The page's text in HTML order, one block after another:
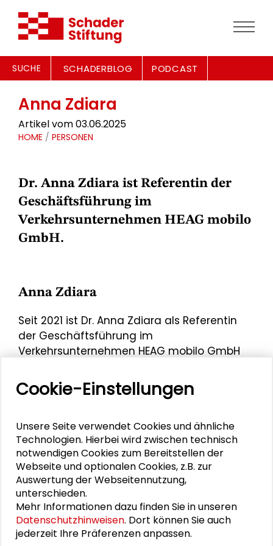
SUCHE SCHADERBLOG PODCAST
Anna Zdiara
Artikel vom 03.06.2025
HOME / PERSONEN
Dr. Anna Zdiara ist Referentin der
Geschäftsführung im
Verkehrsunternehmen HEAG mobilo
GmbH.
Anna Zdiara
Seit 2021 ist Dr. Anna Zdiara als Referentin
der Geschäftsführung im
Verkehrsunternehmen HEAG mobilo GmbH
Unternehmensentwicklung verantwortet.
Davor war die Sozialwissenschaftlerin
und mobilitätsrelevante Aufgaben der
Wissenschaftsstadt Darmstadt. Ihre
interdisziplinäre Perspektive auf
Stadtentwicklung und -Planung entwickelte
sie bereits als wissenschaftliche
Mitarbeiterin der Technischen Universität
Darmstadt. Hier erlangte sie 2013 ihren
Doktortitel in der Graduiertenschule
Cookie-Einstellungen
Unsere Seite verwendet Cookies und ähnliche
Technologien. Hierbei wird zwischen technisch
notwendigen Cookies zum Bereitstellen der
Webseite und optionalen Cookies, z.B. zur
Auswertung der Webseitennutzung,
unterschieden.
Mehr Informationen dazu finden Sie in unseren
Datenschutzhinweisen. Dort können Sie auch
jederzeit Ihre Präferenzen anpassen.